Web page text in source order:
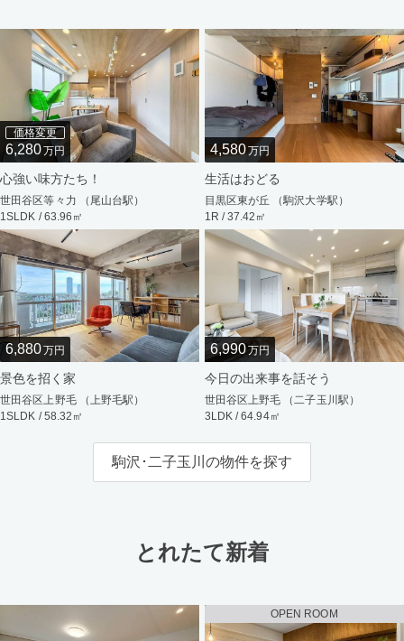
価格変更
6,280万円
心強い味方たち！
世田谷区等々力 （尾山台駅）
1SLDK / 63.96㎡
4,580万円
生活はおどる
目黒区東が丘 （駒沢大学駅）
1R / 37.42㎡
6,880万円
景色を招く家
世田谷区上野毛 （上野毛駅）
1SLDK / 58.32㎡
6,990万円
今日の出来事を話そう
世田谷区上野毛 （二子玉川駅）
3LDK / 64.94㎡
駒沢･二子玉川の物件を探す
とれたて新着
OPEN ROOM